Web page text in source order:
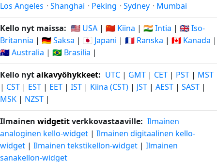
Los Angeles · Shanghai · Peking · Sydney · Mumbai
Kello nyt maissa: 🇺🇸 USA | 🇨🇳 Kiina | 🇮🇳 Intia | 🇬🇧 Iso-
Britannia | 🇩🇪 Saksa | 🇯🇵 Japani | 🇫🇷 Ranska | 🇨🇦 Kanada |
🇦🇺 Australia | 🇧🇷 Brasilia |
Kello nytaikavyöhykkeet: UTC | GMT | CET | PST | MST
| CST | EST | EET | IST | Kiina (CST) | JST | AEST | SAST |
MSK | NZST |
Ilmainen widgetitverkkovastaaville: Ilmainen
analoginen kello-widget | Ilmainen digitaalinen kello-
widget | Ilmainen tekstikellon-widget | Ilmainen
sanakellon-widget